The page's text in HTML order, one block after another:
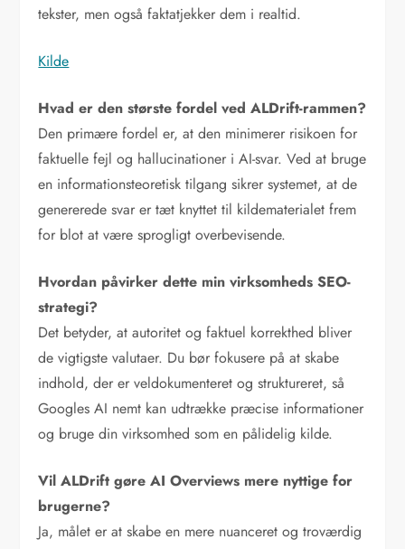
tekster, men også faktatjekker dem i realtid.
Kilde
Hvad er den største fordel ved ALDrift-rammen?
Den primære fordel er, at den minimerer risikoen for
faktuelle fejl og hallucinationer i AI-svar. Ved at bruge
en informationsteoretisk tilgang sikrer systemet, at de
genererede svar er tæt knyttet til kildematerialet frem
for blot at være sprogligt overbevisende.
Hvordan påvirker dette min virksomheds SEO-
strategi?
Det betyder, at autoritet og faktuel korrekthed bliver
de vigtigste valutaer. Du bør fokusere på at skabe
indhold, der er veldokumenteret og struktureret, så
Googles AI nemt kan udtrække præcise informationer
og bruge din virksomhed som en pålidelig kilde.
Vil ALDrift gøre AI Overviews mere nyttige for
brugerne?
Ja, målet er at skabe en mere nuanceret og troværdig